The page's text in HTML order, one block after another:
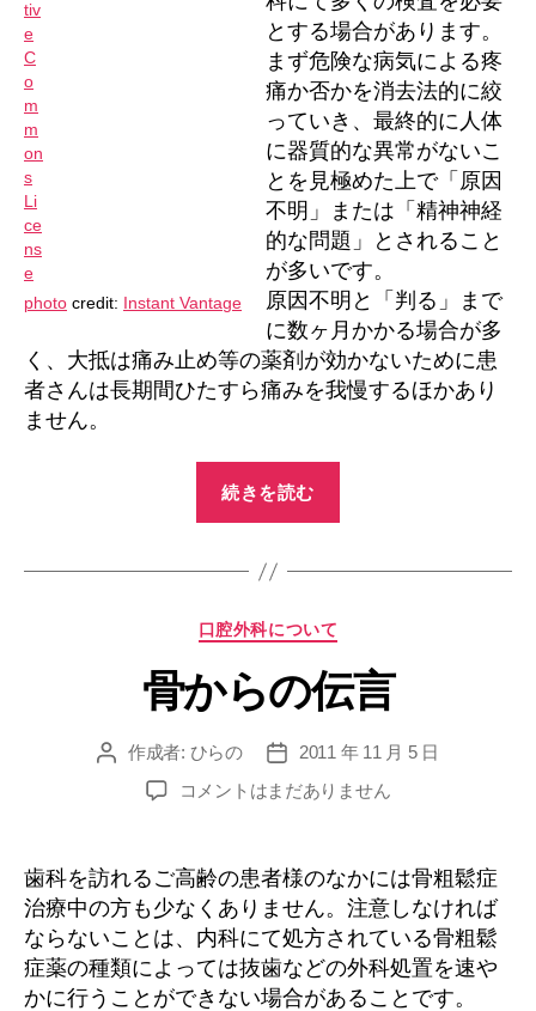
photo credit: Instant Vantage
とする場合があります。
まず危険な病気による疼
痛か否かを消去法的に絞
っていき、最終的に人体
に器質的な異常がないこ
とを見極めた上で「原因
不明」または「精神神経
的な問題」とされること
が多いです。
原因不明と「判る」まで
に数ヶ月かかる場合が多
く、大抵は痛み止め等の薬剤が効かないために患
者さんは長期間ひたすら痛みを我慢するほかあり
ません。
続きを読む
の
は
ど
に
潜
で
る？”
カ
ゴ
リ
口腔外科について
骨からの伝言
投 作成者: ひらの
投
稿
日
2011 年 11 月 5 日
骨
の
伝
言
へ
の
コメントはまだありません
歯科を訪れるご高齢の患者様のなかには骨粗鬆症
治療中の方も少なくありません。注意しなければ
ならないことは、内科にて処方されている骨粗鬆
症薬の種類によっては抜歯などの外科処置を速や
かに行うことができない場合があることです。